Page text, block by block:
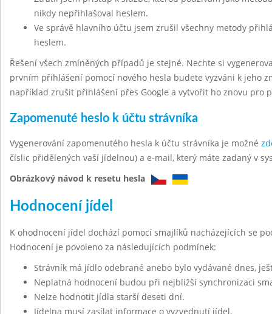
nikdy nepřihlašoval heslem.
Ve správě hlavního účtu jsem zrušil všechny metody
heslem.
Řešení všech zmíněných případů je stejné. Nechte si
prvním přihlášení pomocí nového hesla budete vyzváni k jeho
například zrušit přihlášení přes Google a vytvořit ho znovu pro
Zapomenuté heslo k účtu strávníka
Vygenerování zapomenutého hesla k účtu strávníka je možné
číslic přidělených vaší jídelnou) a e-mail, který máte zadaný v
Obrázkový návod k resetu hesla
Hodnocení jídel
K ohodnocení jídel dochází pomocí smajlíků nacházejících se
Hodnocení je povoleno za následujících podmínek:
Strávník má jídlo odebrané anebo bylo vydávané dnes,
Neplatná hodnocení budou při nejbližší synchronizaci
Nelze hodnotit jídla starší deseti dní.
Jídelna musí zasílat informace o vyzvednutí jídel.